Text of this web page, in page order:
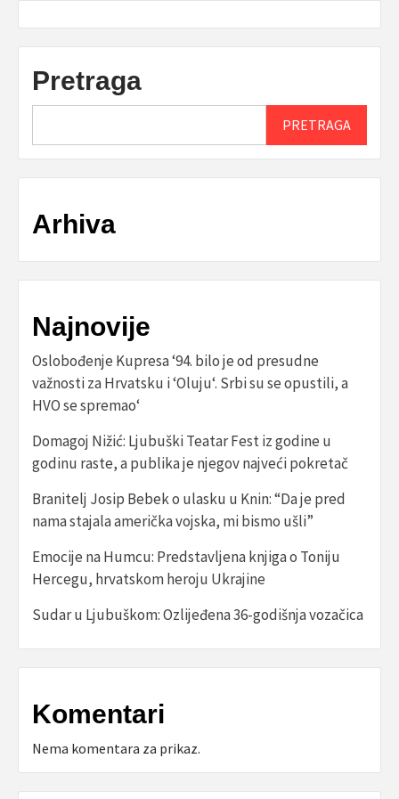
Pretraga
PRETRAGA
Arhiva
Najnovije
Oslobođenje Kupresa ‘94. bilo je od presudne
važnosti za Hrvatsku i ‘Oluju‘. Srbi su se opustili, a
HVO se spremao‘
Domagoj Nižić: Ljubuški Teatar Fest iz godine u
godinu raste, a publika je njegov najveći pokretač
Branitelj Josip Bebek o ulasku u Knin: “Da je pred
nama stajala američka vojska, mi bismo ušli”
Emocije na Humcu: Predstavljena knjiga o Toniju
Hercegu, hrvatskom heroju Ukrajine
Sudar u Ljubuškom: Ozlijeđena 36-godišnja vozačica
Komentari
Nema komentara za prikaz.